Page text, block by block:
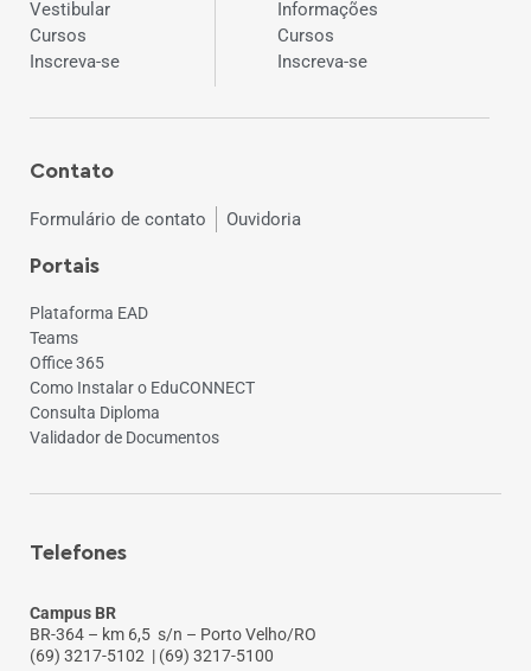
Vestibular
Cursos
Inscreva-se
Informações
Cursos
Inscreva-se
Contato
Formulário de contato Ouvidoria
Portais
Plataforma EAD
Teams
Office 365
Como Instalar o EduCONNECT
Consulta Diploma
Validador de Documentos
Telefones
Campus BR
BR-364 – km 6,5 s/n – Porto Velho/RO
(69) 3217-5102 | (69) 3217-5100